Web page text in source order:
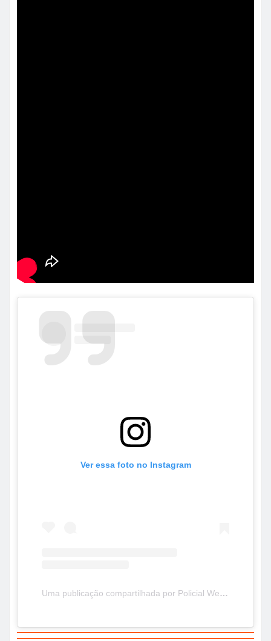
Ver essa foto no Instagram
Uma publicação compartilhada por Policial Web (@policialweb_pw)